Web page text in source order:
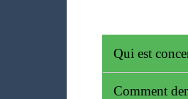
Qui est
Comment